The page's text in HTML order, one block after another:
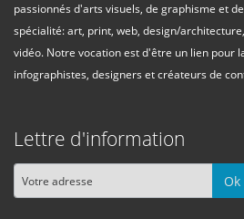
passionnés d'arts visuels, de graphisme et
spécialité: art, print, web, design/
vidéo. Notre vocation est d'être un lien pour
infographistes, designers et créateurs de
Lettre d'information
Ok